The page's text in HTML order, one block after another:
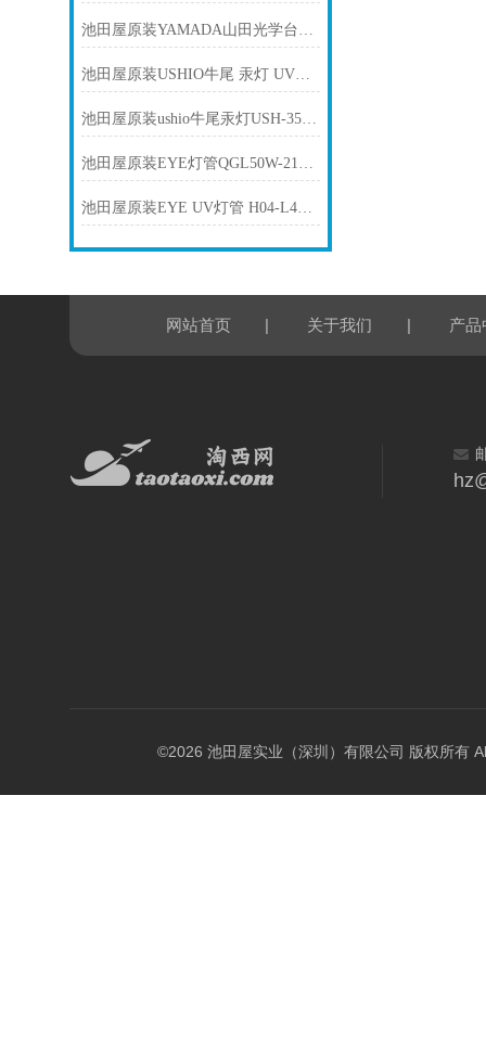
池田屋原装YAMADA山田光学台灯Z-209PRO B产品介绍技术参数
池田屋原装USHIO牛尾 汞灯 UVL-4001-N产品介绍技术参数
池田屋原装ushio牛尾汞灯USH-350DS产品介绍技术参数
池田屋原装EYE灯管QGL50W-21产品介绍技术参数
池田屋原装EYE UV灯管 H04-L42产品介绍技术参数
网站首页 | 关于我们 | 产品
©2026 池田屋实业（深圳）有限公司 版权所有